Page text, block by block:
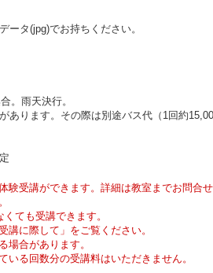
ータ(jpg)でお持ちください。
。雨天決行。
あります。その際は別途バス代（1回約
受講ができます。詳細は教室までお問合せ
ても受講できます。
講に際して」をご覧ください。
場合があります。
いる回数分の受講料はいただきません。